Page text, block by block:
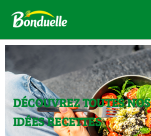
DÉCOUVREZ TOUTES NOS
IDÉES RECETTES